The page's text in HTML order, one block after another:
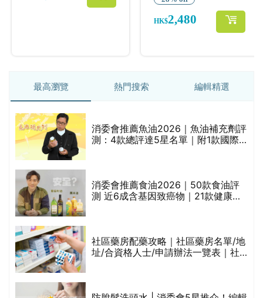
最高瀏覽 熱門搜索 編輯精選
消委會推薦魚油2026｜魚油補充劑評
測：4款總評達5星名單｜附1款國際
消委會推薦食油2026｜50款食油評
測 近6成含基因致癌物｜21款健康煮
社區藥房配藥攻略｜社區藥房名單/地
址/合資格人士/申請辦法一覽表｜社